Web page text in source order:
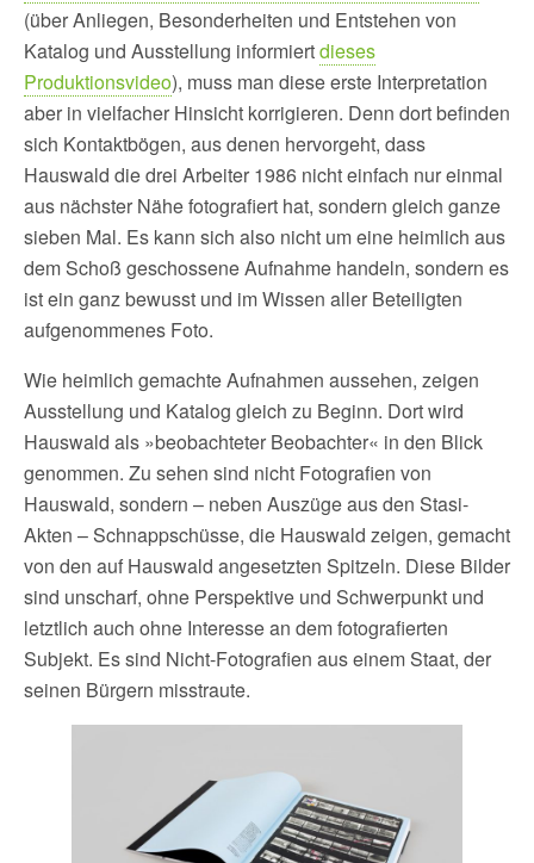
(über Anliegen, Besonderheiten und Entstehen von
Katalog und Ausstellung informiertdieses
Produktionsvideo), muss man diese erste Interpretation
aber in vielfacher Hinsicht korrigieren. Denn dort befinden
sich Kontaktbögen, aus denen hervorgeht, dass
Hauswald die drei Arbeiter 1986 nicht einfach nur einmal
aus nächster Nähe fotografiert hat, sondern gleich ganze
sieben Mal. Es kann sich also nicht um eine heimlich aus
dem Schoß geschossene Aufnahme handeln, sondern es
ist ein ganz bewusst und im Wissen aller Beteiligten
aufgenommenes Foto.
Wie heimlich gemachte Aufnahmen aussehen, zeigen
Ausstellung und Katalog gleich zu Beginn. Dort wird
Hauswald als »beobachteter Beobachter« in den Blick
genommen. Zu sehen sind nicht Fotografien von
Hauswald, sondern – neben Auszüge aus den Stasi-
Akten – Schnappschüsse, die Hauswald zeigen, gemacht
von den auf Hauswald angesetzten Spitzeln. Diese Bilder
sind unscharf, ohne Perspektive und Schwerpunkt und
letztlich auch ohne Interesse an dem fotografierten
Subjekt. Es sind Nicht-Fotografien aus einem Staat, der
seinen Bürgern misstraute.